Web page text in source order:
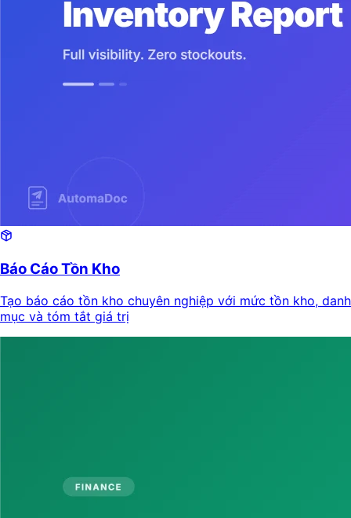
Báo Cáo Tồn Kho
Tạo báo cáo tồn kho chuyên nghiệp với mức tồn kho, danh
mục và tóm tắt giá trị